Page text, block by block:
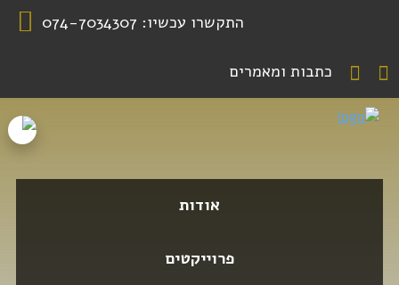
התקשרו עכשיו: 074-7034307
כתבות ומאמרים
אודות
פרוייקטים